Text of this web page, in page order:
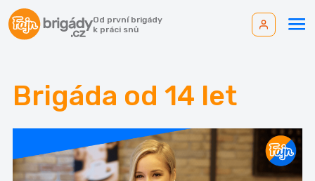
Od první brigády
k práci snů
Brigáda od 14 let